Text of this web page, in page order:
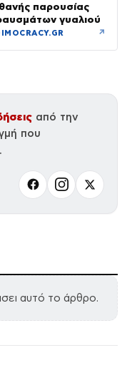
παρουσίας
γυαλιού
↗
από την
που
.
αυτό το άρθρο.